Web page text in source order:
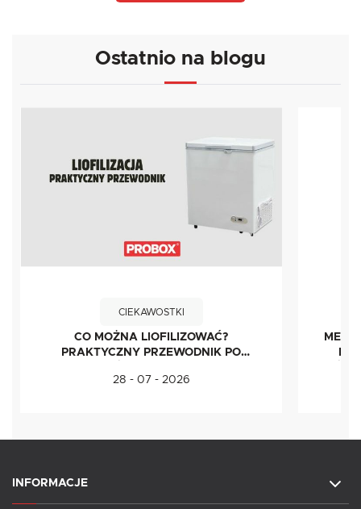
Ostatnio na blogu
CIEKAWOSTKI
CO MOŻNA LIOFILIZOWAĆ?
PRAKTYCZNY PRZEWODNIK PO
28 - 07 - 2026
INFORMACJE